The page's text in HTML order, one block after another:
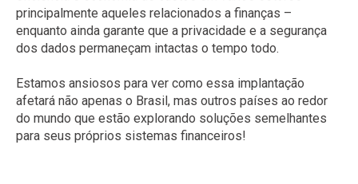
principalmente aqueles relacionados a finanças –
enquanto ainda garante que a privacidade e a segurança
dos dados permaneçam intactas o tempo todo.
Estamos ansiosos para ver como essa implantação
afetará não apenas o Brasil, mas outros países ao redor
do mundo que estão explorando soluções semelhantes
para seus próprios sistemas financeiros!